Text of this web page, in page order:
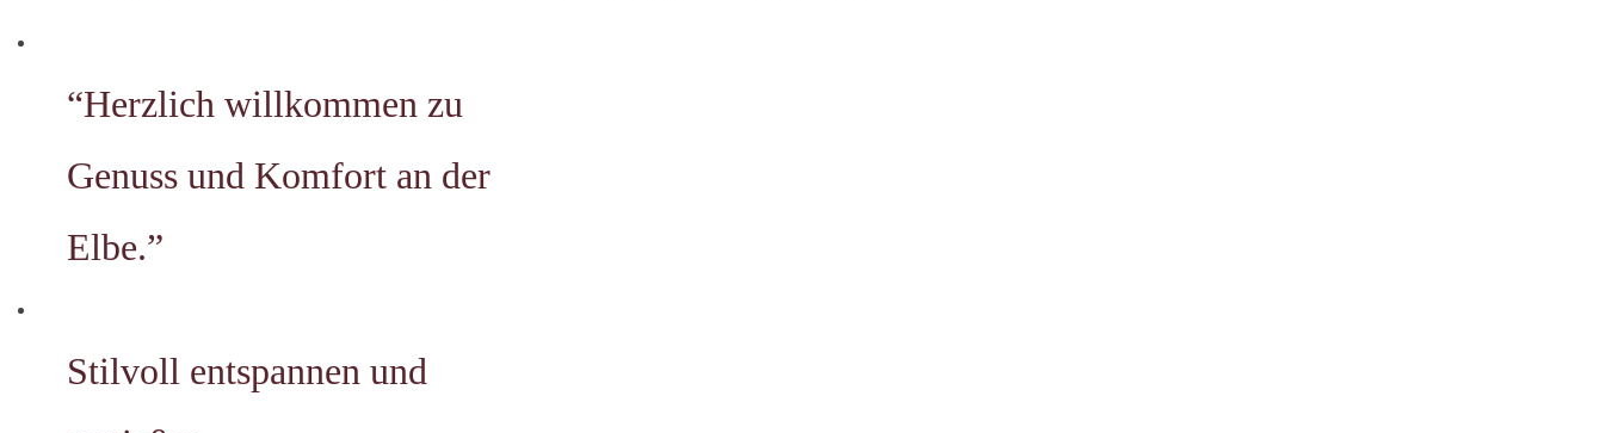
“Herzlich willkommen zu
Genuss und Komfort an der
Elbe.”
Stilvoll entspannen und